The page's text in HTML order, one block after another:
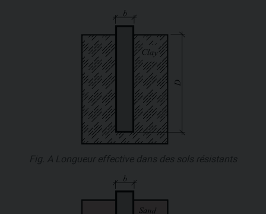
Fig. A Longueur effective dans des sols résistants